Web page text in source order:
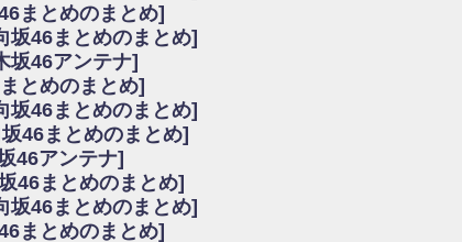
ィット!】
ピックアップ / 良い品揃え！櫻坂46 12thシングル『Make or Break』オ
いバッハ！』ミーグリ日程がこちら
ビで見かけるな
『Make or Break』オフィシャルグッズ解禁
ギレしてる
ピックアップ / れなッピーズ集結！櫻坂46守屋麗奈×遠藤理子、8/6「ラ
そう！？
そう！？
ハ！』ミーグリ日程がこちら
ピックアップ / 日向坂46卒業後初共演！佐々木久美さん、師匠オードリ
まとめのまとめ]
坂46まとめのまとめ]
坂46アンテナ]
とめのまとめ]
坂46まとめのまとめ]
46まとめのまとめ]
46アンテナ]
46まとめのまとめ]
坂46まとめのまとめ]
まとめのまとめ]